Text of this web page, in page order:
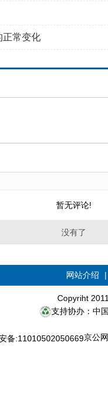
正常变化
暂无评论!
没有了
网站介绍
Copyriht
支持协办：中
京公